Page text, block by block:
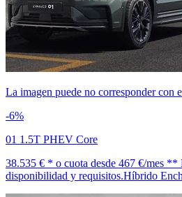
La imagen puede no corresponder con
-6%
01 1.5T PHEV Core
38.535 € * o cuota desde 467 €/mes **
disponibilidad y requisitos.Híbrido